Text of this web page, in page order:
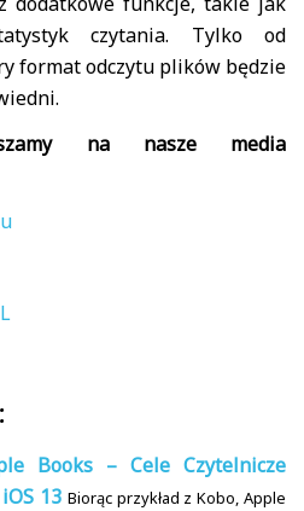
czytania. Tylko od
format odczytu plików będzie
na nasze media
Books – Cele Czytelnicze
13 Biorąc przykład z Kobo, Apple